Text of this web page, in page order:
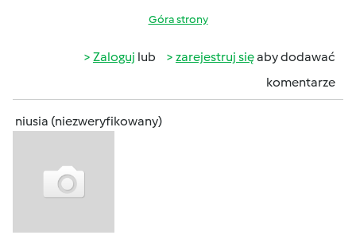
Góra strony
Zaloguj lub zarejestruj sięaby dodawać
komentarze
niusia (niezweryfikowany)